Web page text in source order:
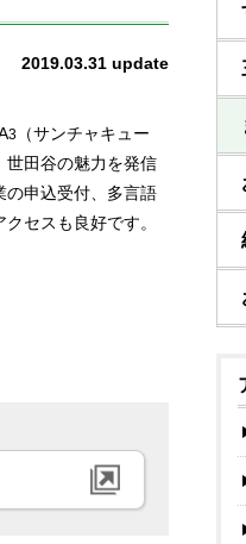
2019.03.31 update
3 （サンチャキュー
世田谷の魅力を発信
の申込受付、多言語
セスも良好です。